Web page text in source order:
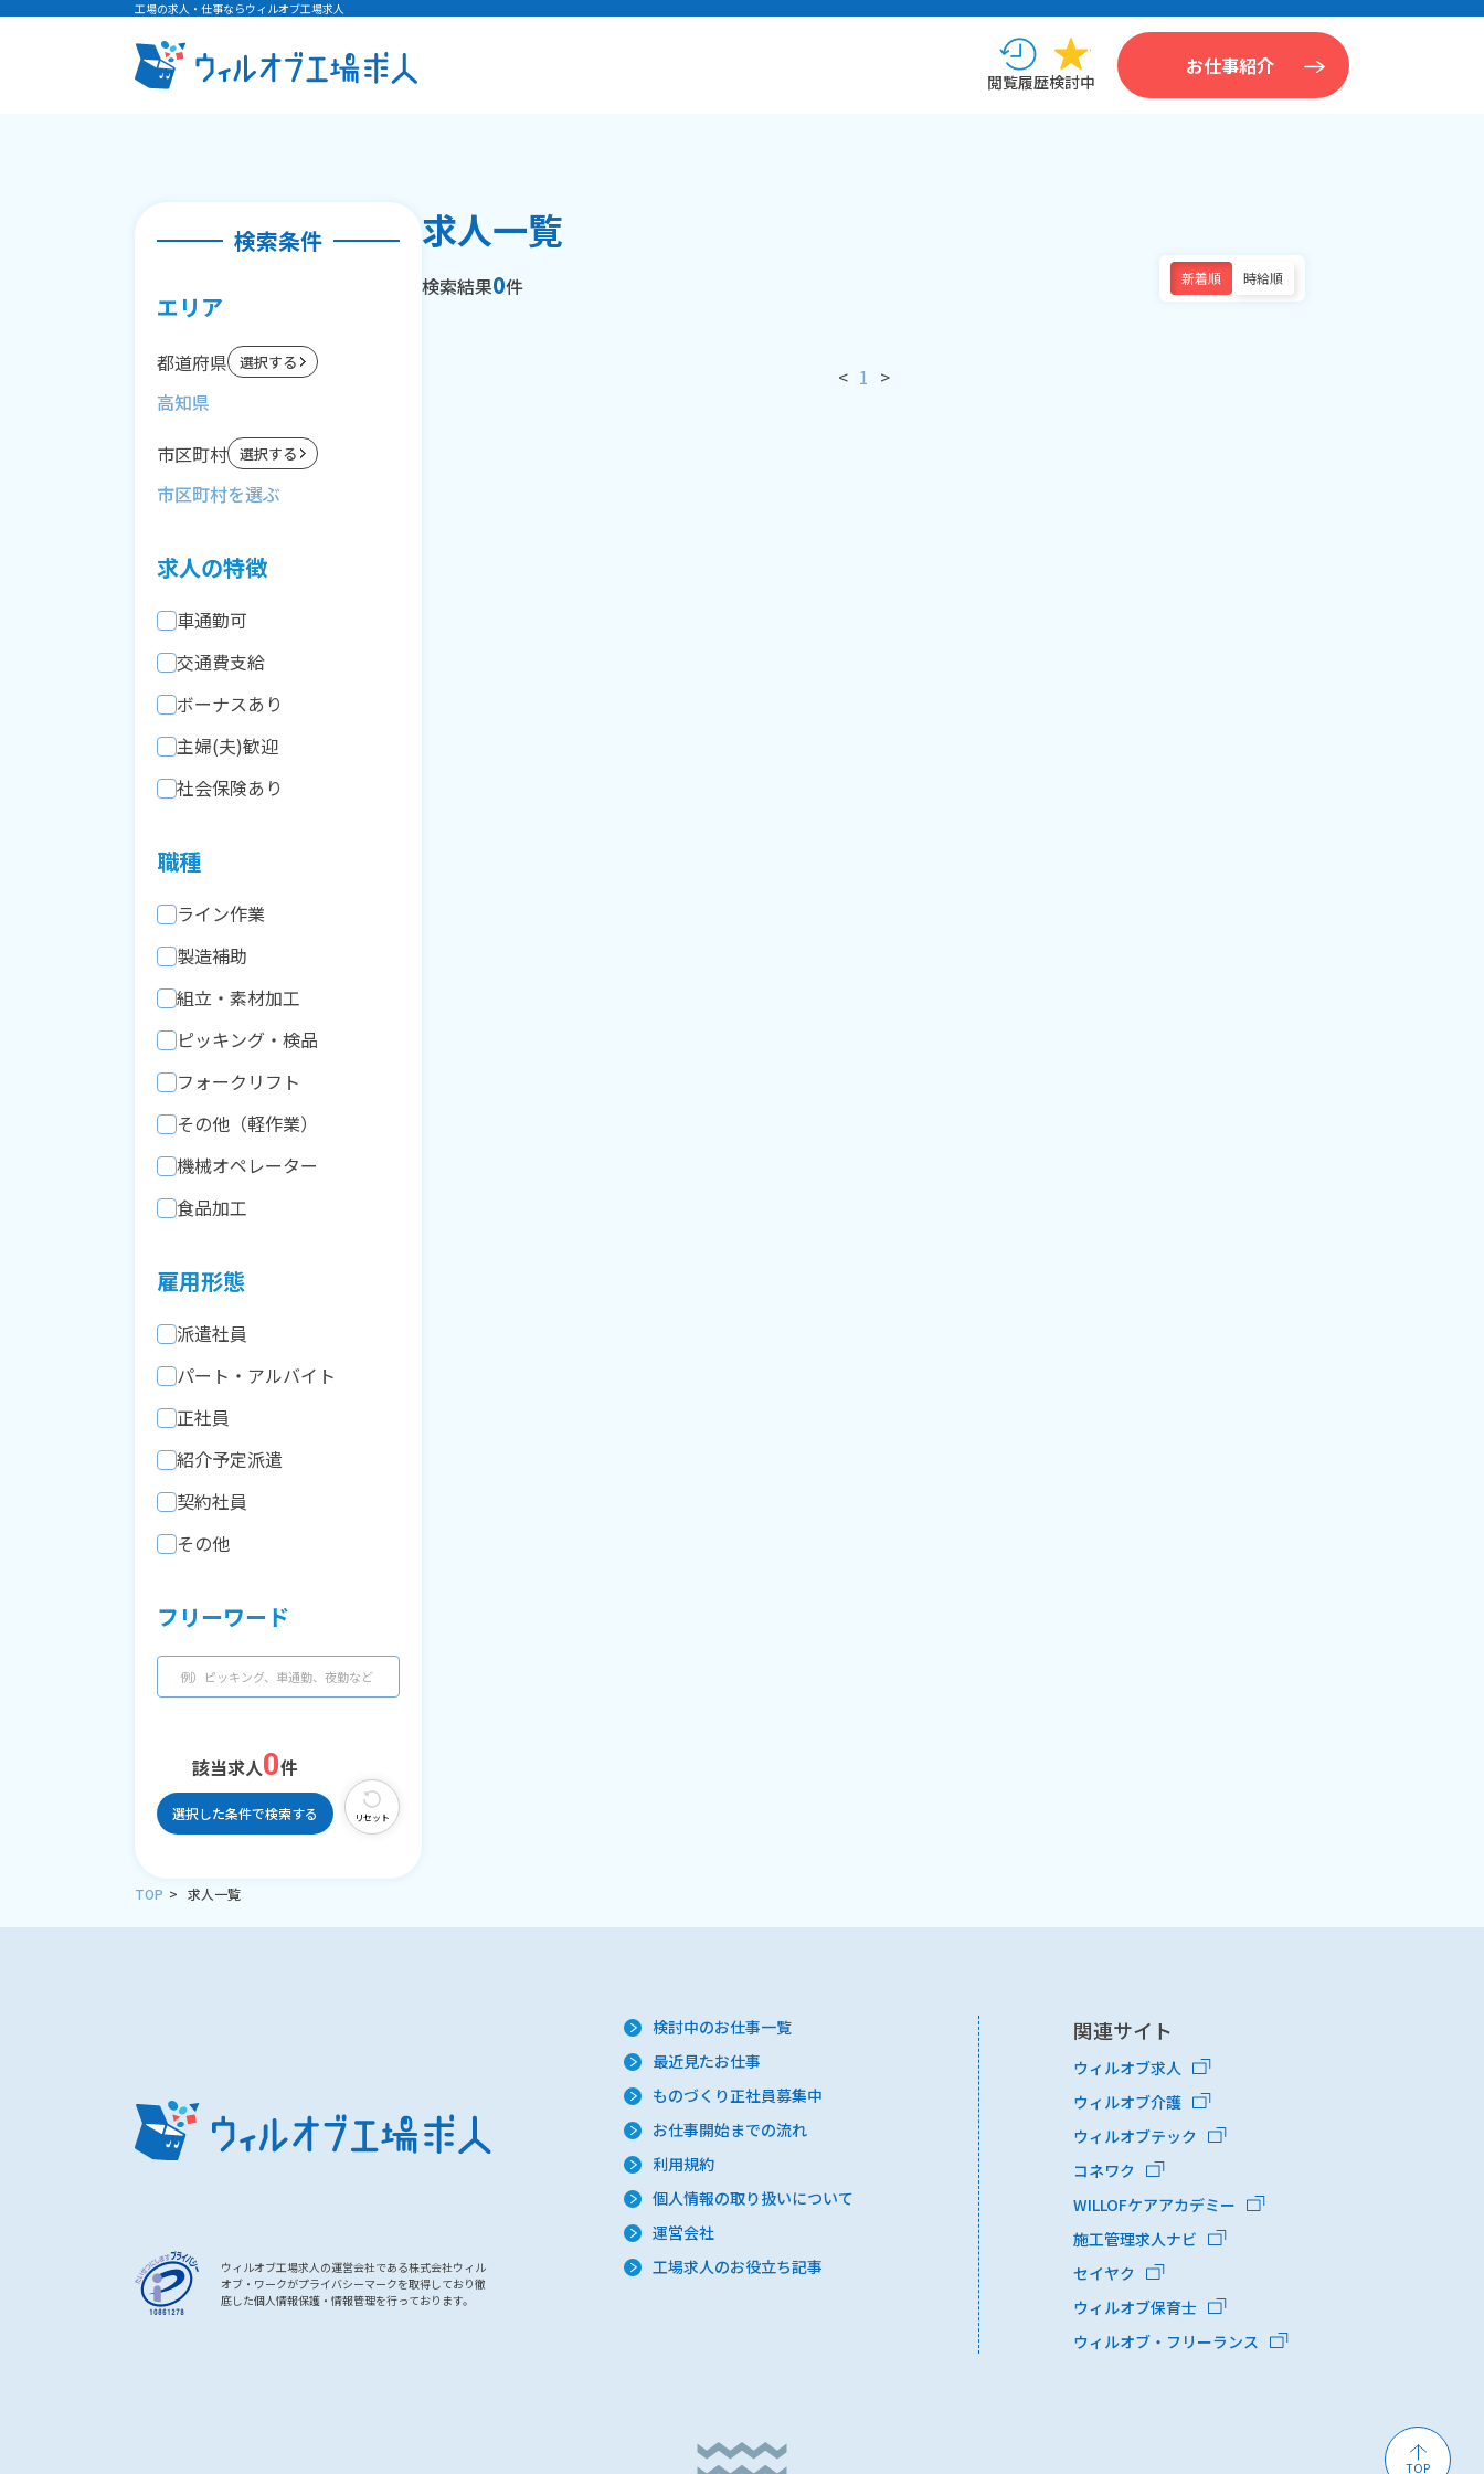
工場の求人・仕事ならウィルオブ工場求人
閲覧履歴検討中
お仕事紹介
検索条件
エリア
都道府県 選択する
高知県
市区町村 選択する
求人の特徴
車通勤可
交通費支給
ボーナスあり
主婦(夫)歓迎
社会保険あり
職種
ライン作業
製造補助
組立・素材加工
ピッキング・検品
フォークリフト
その他（軽作業）
機械オペレーター
食品加工
雇用形態
派遣社員
パート・アルバイト
正社員
紹介予定派遣
契約社員
その他
フリーワード
該当求人0件
選択した条件で検索する リセット
求人一覧
検索結果0件 新着順 時給順
< 1 >
TOP 求人一覧
TOP
ウィルオブ工場求人の運営会社である株式会社ウィル
オブ・ワークがプライバシーマークを取得しており徹
底した個人情報保護・情報管理を行っております。
検討中のお仕事一覧
最近見たお仕事
ものづくり正社員募集中
お仕事開始までの流れ
利用規約
個人情報の取り扱いについて
運営会社
工場求人のお役立ち記事
関連サイト
ウィルオブ求人
ウィルオブ介護
ウィルオブテック
コネワク
WILLOFケアアカデミー
施工管理求人ナビ
セイヤク
ウィルオブ保育士
ウィルオブ・フリーランス